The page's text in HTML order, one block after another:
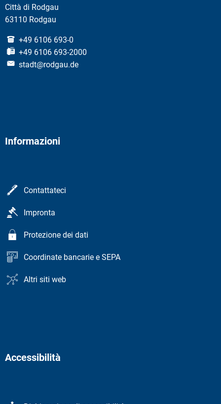
Città di Rodgau
63110 Rodgau
+49 6106 693-0
+49 6106 693-2000
stadt@rodgau.de
Informazioni
Contattateci
Impronta
Protezione dei dati
Coordinate bancarie e SEPA
Altri siti web
Accessibilità